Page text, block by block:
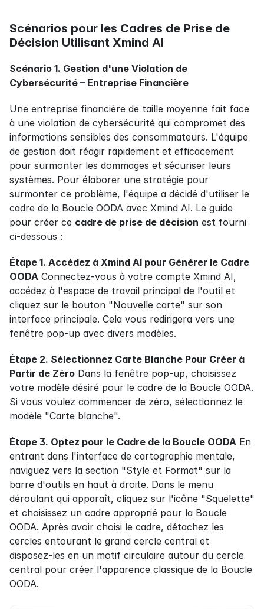
Scénarios pour les Cadres de Prise de
Décision Utilisant Xmind AI
Scénario 1. Gestion d'une Violation de
Cybersécurité – Entreprise Financière
Une entreprise financière de taille moyenne fait face
à une violation de cybersécurité qui compromet des
informations sensibles des consommateurs. L'équipe
de gestion doit réagir rapidement et efficacement
pour surmonter les dommages et sécuriser leurs
systèmes. Pour élaborer une stratégie pour
surmonter ce problème, l'équipe a décidé d'utiliser le
cadre de la Boucle OODA avec Xmind AI. Le guide
pour créer ce cadre de prise de décision est fourni
ci-dessous :
Étape 1. Accédez à Xmind AI pour Générer le Cadre
OODA Connectez-vous à votre compte Xmind AI,
accédez à l'espace de travail principal de l'outil et
cliquez sur le bouton "Nouvelle carte" sur son
interface principale. Cela vous redirigera vers une
fenêtre pop-up avec divers modèles.
Étape 2. Sélectionnez Carte Blanche Pour Créer à
Partir de Zéro Dans la fenêtre pop-up, choisissez
votre modèle désiré pour le cadre de la Boucle OODA.
Si vous voulez commencer de zéro, sélectionnez le
modèle "Carte blanche".
Étape 3. Optez pour le Cadre de la Boucle OODA En
entrant dans l'interface de cartographie mentale,
naviguez vers la section "Style et Format" sur la
barre d'outils en haut à droite. Dans le menu
déroulant qui apparaît, cliquez sur l'icône "Squelette"
et choisissez un cadre approprié pour la Boucle
OODA. Après avoir choisi le cadre, détachez les
cercles entourant le grand cercle central et
disposez-les en un motif circulaire autour du cercle
central pour créer l'apparence classique de la Boucle
OODA.